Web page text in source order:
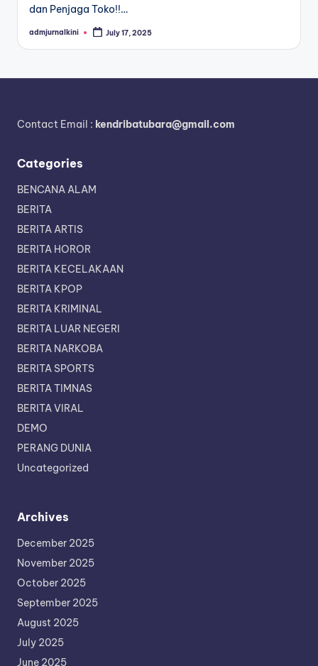
dan Penjaga Toko!!…
Posted
admjurnalkini July 17, 2025
Contact Email : kendribatubara@gmail.com
Categories
BENCANA ALAM
BERITA
BERITA ARTIS
BERITA HOROR
BERITA KECELAKAAN
BERITA KPOP
BERITA KRIMINAL
BERITA LUAR NEGERI
BERITA NARKOBA
BERITA SPORTS
BERITA TIMNAS
BERITA VIRAL
DEMO
PERANG DUNIA
Uncategorized
Archives
December 2025
November 2025
October 2025
September 2025
August 2025
July 2025
June 2025